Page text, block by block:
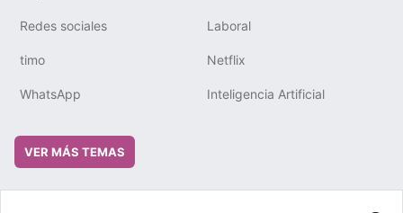
Redes sociales Laboral
timo Netflix
WhatsApp Inteligencia Artificial
VER MÁS TEMAS